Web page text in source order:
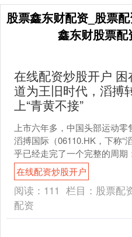
股票鑫东财配资_股票
鑫东财股票配
在线配资炒股开户 困
道为王旧时代，滔搏
上“青黄不接”
上市六年多，中国头部运动零
滔搏国际（06110.HK，下称“
乎已经走完了一个完整的周期
猛进到节节后退，从8000余家
至4360....
在线配资炒股开户
阅读： 111 栏目： 股票配
配资